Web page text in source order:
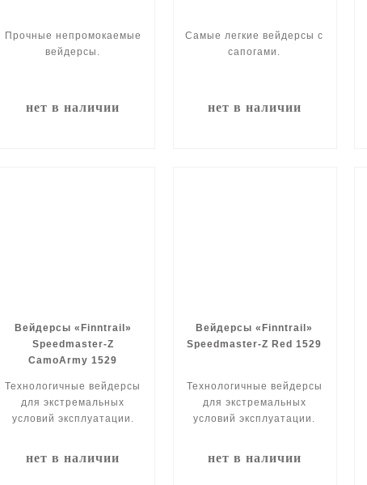
Прочные непромокаемые
вейдерсы.
нет в наличии
Самые легкие вейдерсы с
сапогами.
нет в наличии
Вейдерсы «Finntrail»
Speedmaster-Z
CamoArmy 1529
Технологичные вейдерсы
для экстремальных
условий эксплуатации.
нет в наличии
Вейдерсы «Finntrail»
Speedmaster-Z Red 1529
Технологичные вейдерсы
для экстремальных
условий эксплуатации.
нет в наличии